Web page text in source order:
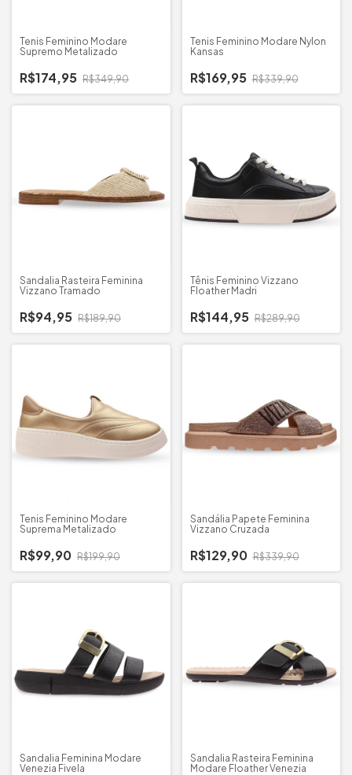
Tenis Feminino Modare
Supremo Metalizado
R$174,95 R$349,90
Tenis Feminino Modare Nylon
Kansas
R$169,95 R$339,90
Sandalia Rasteira Feminina
Vizzano Tramado
R$94,95 R$189,90
Tênis Feminino Vizzano
Floather Madri
R$144,95 R$289,90
Tenis Feminino Modare
Suprema Metalizado
R$99,90 R$199,90
Sandália Papete Feminina
Vizzano Cruzada
R$129,90 R$339,90
Sandalia Feminina Modare
Venezia Fivela
Sandalia Rasteira Feminina
Modare Floather Venezia